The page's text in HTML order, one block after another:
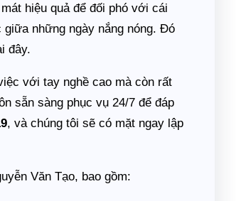
hiệu quả để đối phó với cái
giữa những ngày nắng nóng. Đó
đây.
với tay nghề cao mà còn rất
sẵn sàng phục vụ 24/7 để đáp
, và chúng tôi sẽ có mặt ngay lập
Văn Tạo, bao gồm: